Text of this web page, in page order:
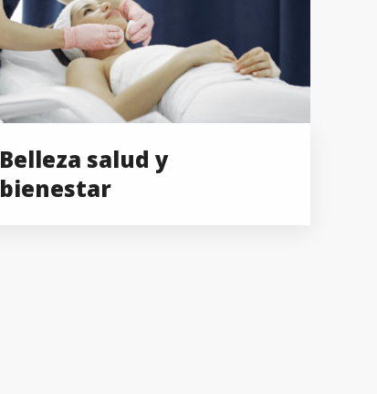
Belleza salud y
bienestar